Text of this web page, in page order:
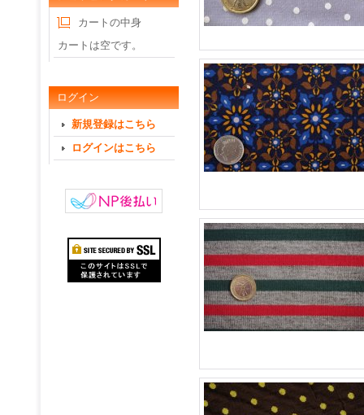
カートの中身
カートは空です。
ログイン
新規登録はこちら
ログインはこちら